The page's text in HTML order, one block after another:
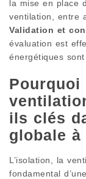
la mise en place
ventilation, entre
Validation et
évaluation est
énergétiques sont
Pourquoi
ils clés
globale à
L’isolation, la
fondamental